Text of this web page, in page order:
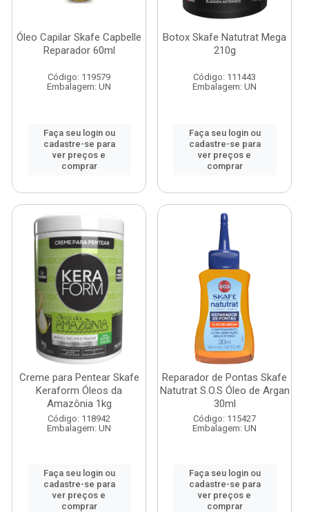
Óleo Capilar Skafe Capbelle
Reparador 60ml
Código: 119579
Embalagem: UN
Faça seu login ou
cadastre-se para
ver preços e
comprar
Botox Skafe Natutrat Mega
210g
Código: 111443
Embalagem: UN
Faça seu login ou
cadastre-se para
ver preços e
comprar
Creme para Pentear Skafe
Keraform Óleos da
Amazônia 1kg
Código: 118942
Embalagem: UN
Faça seu login ou
cadastre-se para
ver preços e
comprar
Reparador de Pontas Skafe
Natutrat S.O.S Óleo de Argan
30ml
Código: 115427
Embalagem: UN
Faça seu login ou
cadastre-se para
ver preços e
comprar